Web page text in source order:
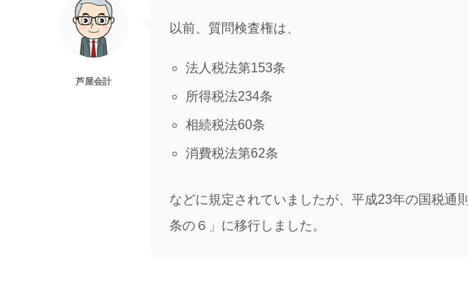
芦屋会計
以前、質問検査権は、
法人税法第153条
所得税法234条
相続税法60条
消費税法第62条
などに規定されていましたが、平成23年の国税通
条の６」に移行しました。